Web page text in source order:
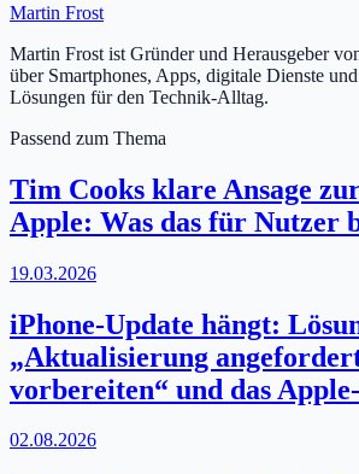
Martin Frost
Martin Frost ist Gründer und Herausgeber
über Smartphones, Apps, digitale Dienste
Lösungen für den Technik-Alltag.
Passend zum Thema
Tim Cooks klare Ansage
Apple: Was das für Nutzer
19.03.2026
iPhone-Update hängt:
„Aktualisierung
vorbereiten“ und das
02.08.2026